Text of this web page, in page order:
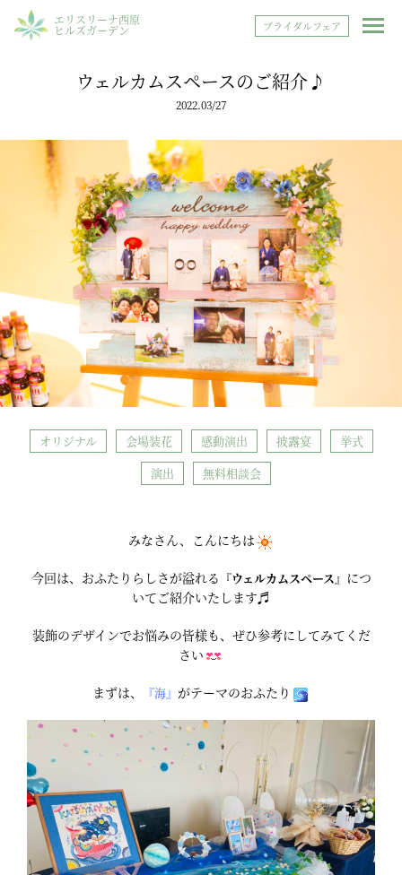
エリスリーナ西原
ヒルズガーデン ブライダルフェア
ウェルカムスペースのご紹介♪
2022.03/27
オリジナル 会場装花 感動演出 披露宴
挙式
演出
無料相談会
みなさん、こんにちは
今回は、おふたりらしさが溢れる 『ウェルカムスペース』 につ
いてご紹介いたします♬
装飾のデザインでお悩みの皆様も、ぜひ参考にしてみてくだ
さい
まずは、 『海』 がテーマのおふたり